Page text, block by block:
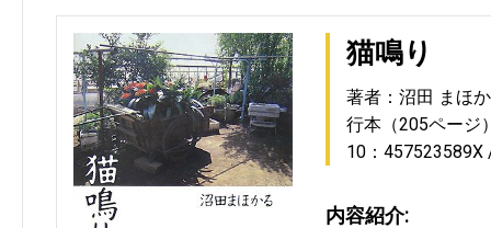
猫鳴り
著者：沼田 まほ
行本（205ページ
10：457523589X
内容紹介: